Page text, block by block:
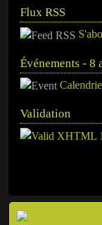
Flux RSS
Événements - 8
Validation